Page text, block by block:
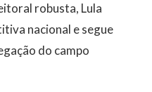
robusta, Lula
nacional e segue
do campo